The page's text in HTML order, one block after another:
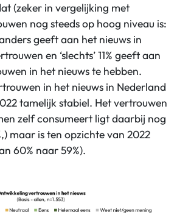
(zeker in vergelijking met
nog steeds op hoog niveau is:
geeft aan het nieuws in
en ‘slechts’ 11% geeft aan
in het nieuws te hebben.
in het nieuws in Nederland
tamelijk stabiel. Het vertrouwen
zelf consumeert ligt daarbij nog
maar is ten opzichte van 2022
60% naar 59%).